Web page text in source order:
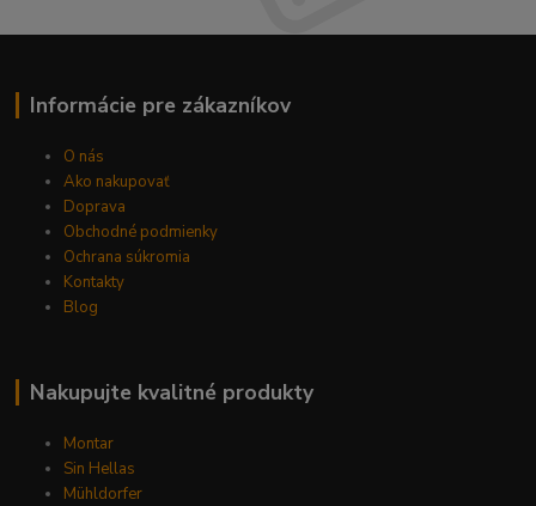
Informácie pre zákazníkov
O nás
Ako nakupovať
Doprava
Obchodné podmienky
Ochrana súkromia
Kontakty
Blog
Nakupujte kvalitné produkty
Montar
Sin Hellas
Mühldorfer